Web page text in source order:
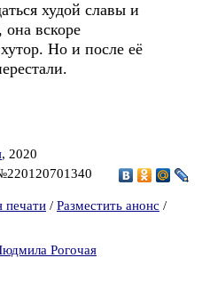
худой славы и
она вскоре
Но и после её
, 2020
печати / Разместить анонс /
Рогочая